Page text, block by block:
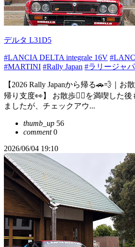
デルタ L31D5
#LANCIA DELTA integrale 16V
#MARTINI #Rally Japan #ラリージャ
【2026 Rally Japanから帰る🚗💨｜お
帰り支度👀】 お散歩🏃‍♂️を満喫した
ましたが、チェックアウ...
thumb_up 56
comment0
2026/06/04 19:10